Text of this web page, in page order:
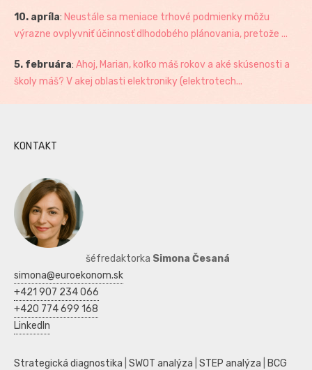
10. apríla: Neustále sa meniace trhové podmienky môžu
výrazne ovplyvniť účinnosť dlhodobého plánovania, pretože ...
5. februára: Ahoj, Marian, koľko máš rokov a aké skúsenosti a
školy máš? V akej oblasti elektroniky (elektrotech...
KONTAKT
šéfredaktorka Simona Česaná
simona@euroekonom.sk
+421 907 234 066
+420 774 699 168
LinkedIn
Strategická diagnostika SWOT analýza STEP analýza
BCG